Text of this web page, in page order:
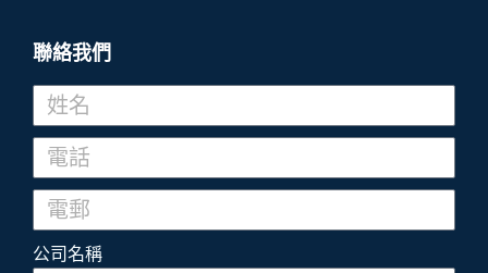
聯絡我們
公司名稱